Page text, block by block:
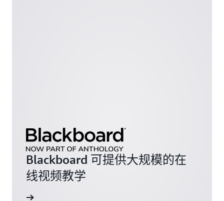
Blackboard 可提供大规模的在
线视频教学